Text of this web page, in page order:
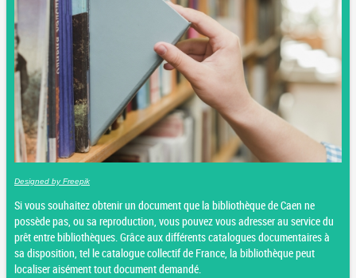
Designed by Freepik
Si vous souhaitez obtenir un document que la bibliothèque de Caen ne
possède pas, ou sa reproduction, vous pouvez vous adresser au service du
prêt entre bibliothèques. Grâce aux différents catalogues documentaires à
sa disposition, tel le catalogue collectif de France, la bibliothèque peut
localiser aisément tout document demandé.